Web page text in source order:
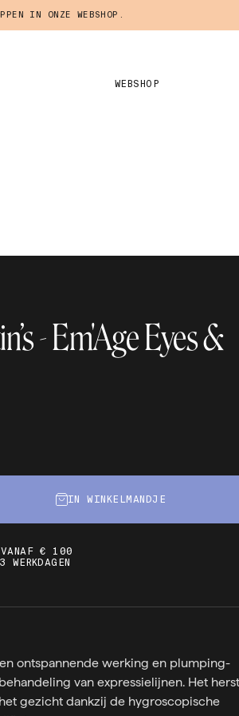
IN ONZE WEBSHOP.
WEBSHOP
- Em'Age Eyes &
IN WINKELMANDJE
€ 100
ontspannende werking en plumping-
van expressielijnen. Het
gezicht dankzij de hygroscopische